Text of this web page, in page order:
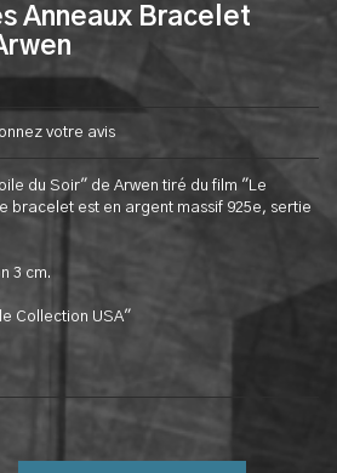
Anneaux Bracelet
votre avis
du Soir" de Arwen tiré du film "Le
bracelet est en argent massif 925e, sertie
3 cm.
Collection USA"